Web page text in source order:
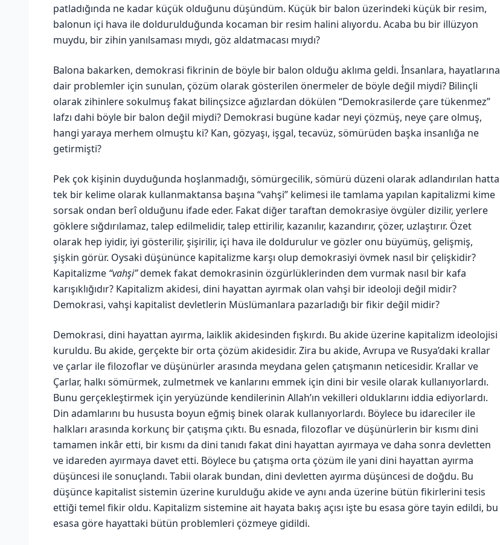
patladığında ne kadar küçük olduğunu düşündüm. Küçük bir balon üzerindeki küçük bir resim,
balonun içi hava ile doldurulduğunda kocaman bir resim halini alıyordu. Acaba bu bir illüzyon
muydu, bir zihin yanılsaması mıydı, göz aldatmacası mıydı?
Balona bakarken, demokrasi fikrinin de böyle bir balon olduğu aklıma geldi. İnsanlara, hayatlarına
dair problemler için sunulan, çözüm olarak gösterilen önermeler de böyle değil miydi? Bilinçli
olarak zihinlere sokulmuş fakat bilinçsizce ağızlardan dökülen “Demokrasilerde çare tükenmez”
lafzı dahi böyle bir balon değil miydi? Demokrasi bugüne kadar neyi çözmüş, neye çare olmuş,
hangi yaraya merhem olmuştu ki? Kan, gözyaşı, işgal, tecavüz, sömürüden başka insanlığa ne
getirmişti?
Pek çok kişinin duyduğunda hoşlanmadığı, sömürgecilik, sömürü düzeni olarak adlandırılan hatta
tek bir kelime olarak kullanmaktansa başına “vahşi” kelimesi ile tamlama yapılan kapitalizmi kime
sorsak ondan berî olduğunu ifade eder. Fakat diğer taraftan demokrasiye övgüler dizilir, yerlere
göklere sığdırılamaz, talep edilmelidir, talep ettirilir, kazanılır, kazandırır, çözer, uzlaştırır. Özet
olarak hep iyidir, iyi gösterilir, şişirilir, içi hava ile doldurulur ve gözler onu büyümüş, gelişmiş,
şişkin görür. Oysaki düşününce kapitalizme karşı olup demokrasiyi övmek nasıl bir çelişkidir?
Kapitalizme “vahşi”demek fakat demokrasinin özgürlüklerinden dem vurmak nasıl bir kafa
karışıklığıdır? Kapitalizm akidesi, dini hayattan ayırmak olan vahşi bir ideoloji değil midir?
Demokrasi, vahşi kapitalist devletlerin Müslümanlara pazarladığı bir fikir değil midir?
Demokrasi, dini hayattan ayırma, laiklik akidesinden fışkırdı. Bu akide üzerine kapitalizm ideolojisi
kuruldu. Bu akide, gerçekte bir orta çözüm akidesidir. Zira bu akide, Avrupa ve Rusya’daki krallar
ve çarlar ile filozoflar ve düşünürler arasında meydana gelen çatışmanın neticesidir. Krallar ve
Çarlar, halkı sömürmek, zulmetmek ve kanlarını emmek için dini bir vesile olarak kullanıyorlardı.
Bunu gerçekleştirmek için yeryüzünde kendilerinin Allah’ın vekilleri olduklarını iddia ediyorlardı.
Din adamlarını bu hususta boyun eğmiş binek olarak kullanıyorlardı. Böylece bu idareciler ile
halkları arasında korkunç bir çatışma çıktı. Bu esnada, filozoflar ve düşünürlerin bir kısmı dini
tamamen inkâr etti, bir kısmı da dini tanıdı fakat dini hayattan ayırmaya ve daha sonra devletten
ve idareden ayırmaya davet etti. Böylece bu çatışma orta çözüm ile yani dini hayattan ayırma
düşüncesi ile sonuçlandı. Tabii olarak bundan, dini devletten ayırma düşüncesi de doğdu. Bu
düşünce kapitalist sistemin üzerine kurulduğu akide ve aynı anda üzerine bütün fikirlerini tesis
ettiği temel fikir oldu. Kapitalizm sistemine ait hayata bakış açısı işte bu esasa göre tayin edildi, bu
esasa göre hayattaki bütün problemleri çözmeye gidildi.